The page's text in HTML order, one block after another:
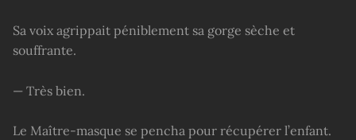
Sa voix agrippait péniblement sa gorge sèche et
souffrante.
— Très bien.
Le Maître-masque se pencha pour récupérer l’enfant.